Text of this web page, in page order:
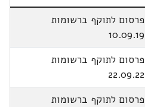
פרסום לתוקף ברשומות
10.09.19
פרסום לתוקף ברשומות
22.09.22
פרסום לתוקף ברשומות